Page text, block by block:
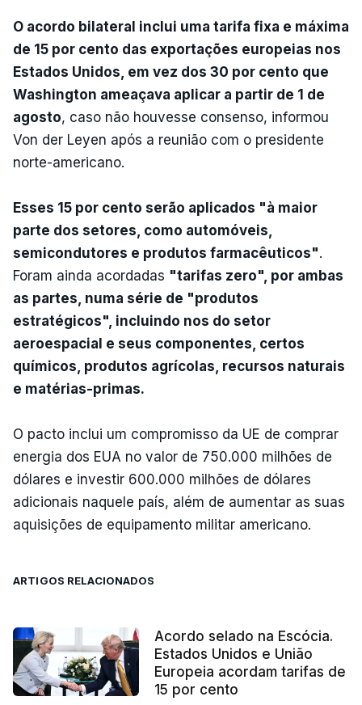
O acordo bilateral inclui uma tarifa fixa e máxima
de 15 por cento das exportações europeias nos
Estados Unidos, em vez dos 30 por cento que
Washington ameaçava aplicar a partir de 1 de
agosto, caso não houvesse consenso, informou
Von der Leyen após a reunião com o presidente
norte-americano.
Esses 15 por cento serão aplicados "à maior
parte dos setores, como automóveis,
semicondutores e produtos farmacêuticos".
Foram ainda acordadas "tarifas zero", por ambas
as partes, numa série de "produtos
estratégicos", incluindo nos do setor
aeroespacial e seus componentes, certos
químicos, produtos agrícolas, recursos naturais
e matérias-primas.
O pacto inclui um compromisso da UE de comprar
energia dos EUA no valor de 750.000 milhões de
dólares e investir 600.000 milhões de dólares
adicionais naquele país, além de aumentar as suas
aquisições de equipamento militar americano.
ARTIGOS RELACIONADOS
Acordo selado na Escócia.
Estados Unidos e União
Europeia acordam tarifas de
15 por cento